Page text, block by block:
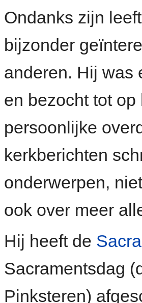
Ondanks zijn
bijzonder
anderen. Hij was
en bezocht tot
persoonlijke
kerkberichten
onderwerpen,
ook over meer
Hij heeft de
Sacramentsdag
Pinksteren)